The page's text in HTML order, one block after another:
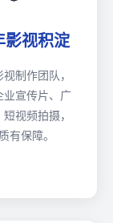
影视积淀
制作团队，
业宣传片、广
视频拍摄，
有保障。